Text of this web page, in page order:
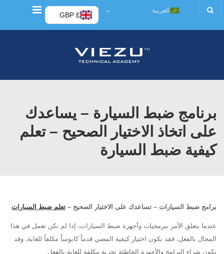
قائمة £ GBP
العربية
برنامج ضبط السيارة – يساعدك
على اتخاذ الاختيار الصحيح – تعلم
كيفية ضبط السيارة
برامج ضبط السيارات – تساعدك على الاختيار الصحيح – تعلم ضبط السيارات
عندما يتعلق الأمر ببرمجيات وأجهزة ضبط السيارات، إذا لم تكن تعمل في هذا
المجال بالفعل، فقد يكون اختيار كيفية المضي قدماً كابوساً مكلفاً للغاية، وقد
يكون شراء البرامج والأجهزة الخاطئة تجربة مكلفة للغاية بالفعل